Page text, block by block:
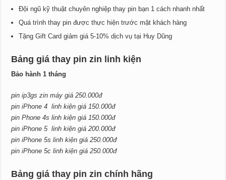
Đội ngũ kỹ thuật chuyên nghiệp thay pin bạn 1 cách nhanh nhất
Quá trình thay pin được thực hiện trước mặt khách hàng
Tặng Gift Card giảm giá 5-10% dịch vụ tại Huy Dũng
Bảng giá thay pin zin linh kiện
Bảo hành 1 tháng
pin ip3gs zin máy giá 250.000đ
pin iPhone 4 linh kiện giá 150.000đ
pin Phone 4s linh kiện giá 150.000đ
pin iPhone 5 linh kiện giá 200.000đ
pin iPhone 5s linh kiện giá 250.000đ
pin iPhone 5c linh kiện giá 250.000đ
Bảng giá thay pin zin chính hãng